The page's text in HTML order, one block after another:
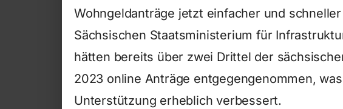
Wohngeldanträge jetzt einfacher und
Sächsischen Staatsministerium für
hätten bereits über zwei Drittel der
2023 online Anträge entgegengenommen,
Unterstützung erheblich verbessert.